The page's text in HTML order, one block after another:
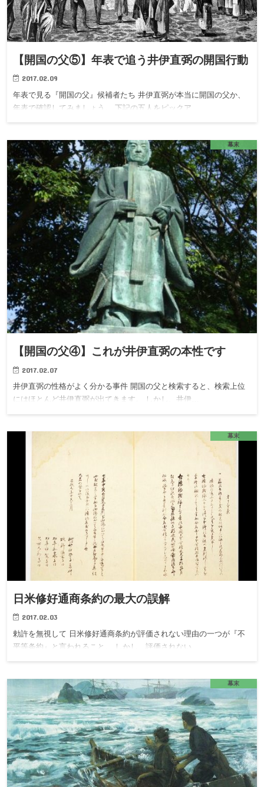
【開国の父⑤】年表で追う井伊直弼の開国行動
2017.02.09
年表で見る『開国の父』候補者たち 井伊直弼が本当に開国の父か、
年表で確認してみましょう。 下記の五人をピックア…
幕末
【開国の父④】これが井伊直弼の本性です
2017.02.07
井伊直弼の性格がよく分かる事件 開国の父と検索すると、検索上位
にはほとんど井伊直弼が出てきます。 しかし、井伊…
幕末
日米修好通商条約の最大の誤解
2017.02.03
勅許を無視して 日米修好通商条約が評価されない理由の一つが『不
平等条約』と言われること。 しかし、評価されない…
幕末